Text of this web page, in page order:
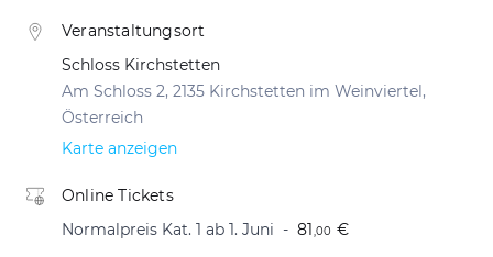
Veranstaltungsort
Schloss Kirchstetten
Am Schloss 2, 2135 Kirchstetten im Weinviertel,
Österreich
Karte anzeigen
Online Tickets
Normalpreis Kat. 1 ab 1. Juni
81,00 €